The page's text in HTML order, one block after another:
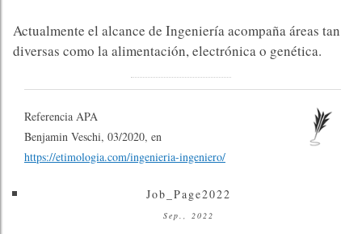
Actualmente el alcance de Ingeniería acompaña áreas tan
diversas como la alimentación, electrónica o genética.
Referencia APA
Benjamin Veschi, 03/2020, en
https://etimologia.com/ingenieria-ingeniero/
Job_Page2022
Sep., 2022